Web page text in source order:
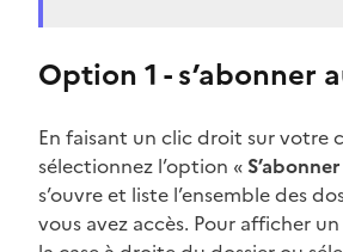
Option 1 - s’abonner
En faisant un clic droit sur votre
sélectionnez l’option « S’abonner
s’ouvre et liste l’ensemble des
vous avez accès. Pour afficher